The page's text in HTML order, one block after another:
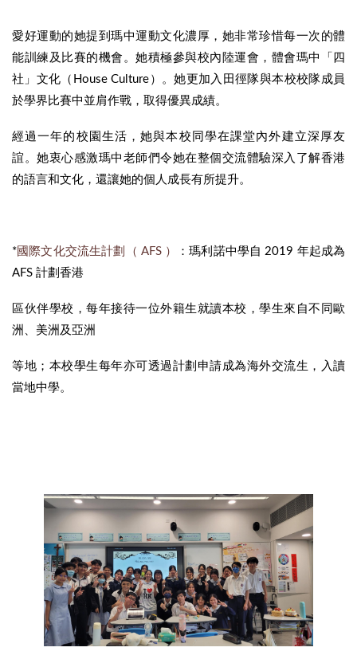
愛好運動的她提到瑪中運動文化濃厚，她非常珍惜每一次的體
能訓練及比賽的機會。她積極參與校內陸運會，體會瑪中「四
社」文化（House Culture）。她更加入田徑隊與本校校隊成員
於學界比賽中並肩作戰，取得優異成績。
經過一年的校園生活，她與本校同學在課堂內外建立深厚友
誼。她衷心感激瑪中老師們令她在整個交流體驗深入了解香港
的語言和文化，還讓她的個人成長有所提升。
*國際文化交流生計劃（ AFS ）
：瑪利諾中學自 2019 年起成為
AFS 計劃香港
區伙伴學校，每年接待一位外籍生就讀本校，學生來自不同歐
洲、美洲及亞洲
等地；本校學生每年亦可透過計劃申請成為海外交流生，入讀
當地中學。